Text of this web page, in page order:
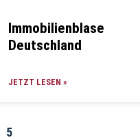
Immobilienblase
Deutschland
JETZT LESEN »
5